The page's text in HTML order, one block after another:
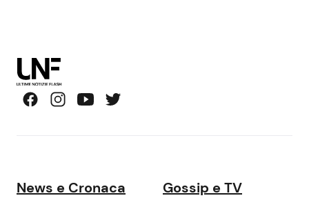
News e Cronaca Gossip e TV